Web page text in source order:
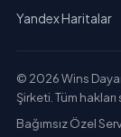
Yandex Haritalar
© 2026 Wins
Şirketi. Tüm hakları
Bağımsız Özel